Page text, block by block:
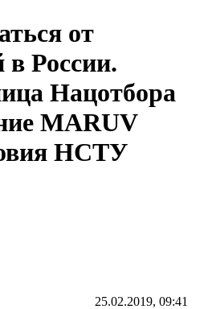
от
России.
Нацотбора
MARUV
НСТУ
25.02.2019, 09:41